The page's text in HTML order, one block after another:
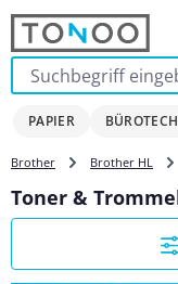
Zum Hauptinhalt
PAPIER
Brother Brother HL
Toner &